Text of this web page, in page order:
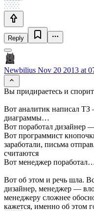
Reply
Newbilius Nov 20 2013 at
Вы придираетесь и
Вот аналитик написал
диаграммы…
Вот поработал дизайнер
Вот программист
заработали, письма
считаются
Вот менеджер
Вот об этом и речь шла.
дизайнер, менеджер —
менеджеру сложнее
кажется, именно об этом